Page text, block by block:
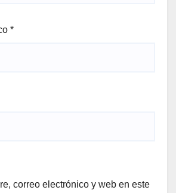
*
correo electrónico y web en este